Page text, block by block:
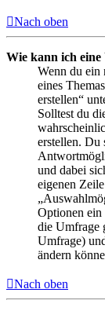
Nach oben
Wie kann ich eine
Wenn du ein
eines
erstellen“
Solltest du
erstellen. Du
und dabei
eigenen
Optionen
die Umfrage
Umfrage)
ändern
Nach oben